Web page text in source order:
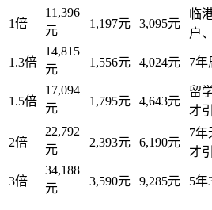
1倍
11,396
元
1,197元 3,095元
临
户
1.3倍
14,815
元
1,556元 4,024元 7年
1.5倍
17,094
元
1,795元 4,643元
留
才
2倍
22,792
元
2,393元 6,190元
7年
才
3倍
34,188
元
3,590元 9,285元 5年